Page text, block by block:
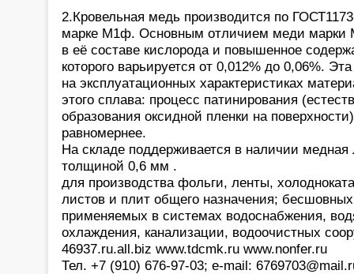
2.Кровельная медь производится по
марке М1ф. Основным отличием меди марки
в её составе кислорода и повышенное
которого варьируется от 0,012% до 0,06%.
на эксплуатационных характеристиках
этого сплава: процесс патинирования
образования оксидной пленки на
равномернее.
На складе поддерживается в наличии
толщиной 0,6 мм .
для производства фольги, ленты,
листов и плит общего назначения;
применяемых в системах водоснабжения,
охлаждения, канализации, водоочистных
46937.ru.all.biz www.tdcmk.ru www.nonfer.ru
Тел. +7 (910) 676-97-03; e-mail: